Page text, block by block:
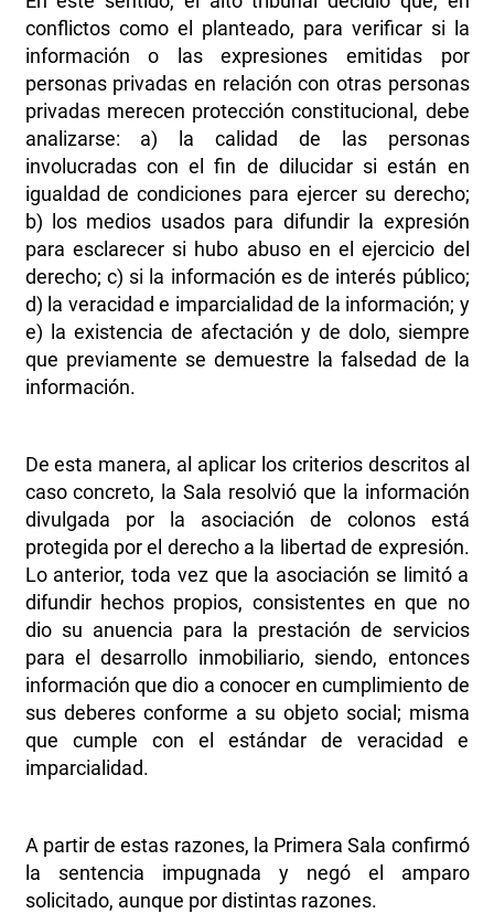
conflictos como el planteado, para verificar si la
información o las expresiones emitidas por
personas privadas en relación con otras personas
privadas merecen protección constitucional, debe
analizarse: a) la calidad de las personas
involucradas con el fin de dilucidar si están en
igualdad de condiciones para ejercer su derecho;
b) los medios usados para difundir la expresión
para esclarecer si hubo abuso en el ejercicio del
derecho; c) si la información es de interés público;
d) la veracidad e imparcialidad de la información; y
e) la existencia de afectación y de dolo, siempre
que previamente se demuestre la falsedad de la
información.
De esta manera, al aplicar los criterios descritos al
caso concreto, la Sala resolvió que la información
divulgada por la asociación de colonos está
protegida por el derecho a la libertad de expresión.
Lo anterior, toda vez que la asociación se limitó a
difundir hechos propios, consistentes en que no
dio su anuencia para la prestación de servicios
para el desarrollo inmobiliario, siendo, entonces
información que dio a conocer en cumplimiento de
sus deberes conforme a su objeto social; misma
que cumple con el estándar de veracidad e
imparcialidad.
A partir de estas razones, la Primera Sala confirmó
la sentencia impugnada y negó el amparo
solicitado, aunque por distintas razones.